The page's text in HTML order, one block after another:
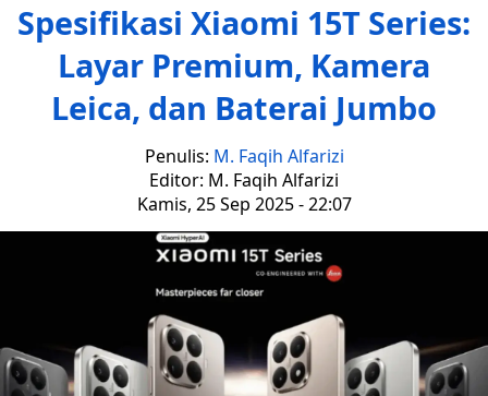
Spesifikasi Xiaomi 15T Series:
Layar Premium, Kamera
Leica, dan Baterai Jumbo
Penulis: M. Faqih Alfarizi
Editor: M. Faqih Alfarizi
Kamis, 25 Sep 2025 - 22:07